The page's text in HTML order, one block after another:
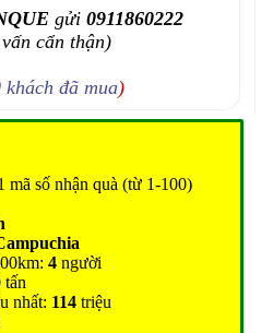
gửi0911860222
cẩn thận)
đã mua)
số nhận quà (từ 1-100)
4 người
tấn
nhất: 114 triệu